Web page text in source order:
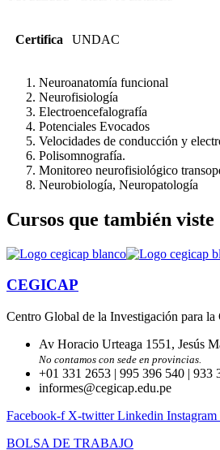
Certifica UNDAC
Neuroanatomía funcional
Neurofisiología
Electroencefalografía
Potenciales Evocados
Velocidades de conducción y
Polisomnografía.
Monitoreo neurofisiológico
Neurobiología, Neuropatología
Cursos que también viste
CEGICAP
Centro Global de la Investigación para la
Av Horacio Urteaga 1551, Jesús
No contamos con sede en provincias.
+01 331 2653 | 995 396 540 | 933
informes@cegicap.edu.pe
Facebook-f X-twitter Linkedin Instagram
BOLSA DE TRABAJO